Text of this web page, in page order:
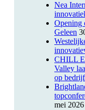
Nea
Opening
Geleen
CHILL
Valley
op
mei 2026